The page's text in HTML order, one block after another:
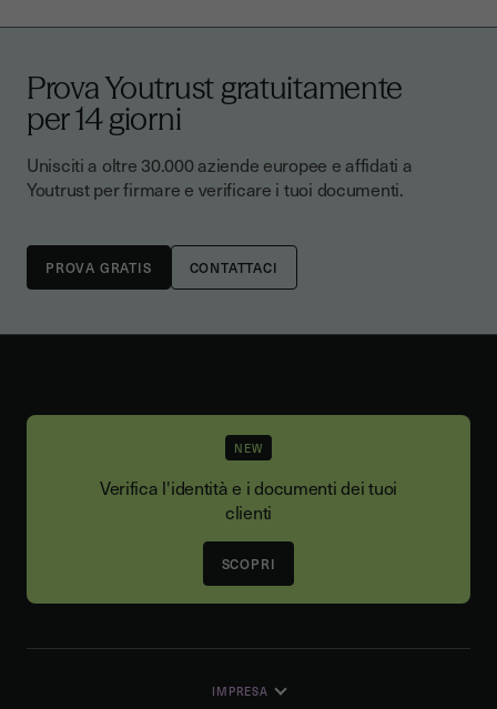
Prova Youtrust gratuitamente
per 14 giorni
Unisciti a oltre 30.000 aziende europee e affidati a
Youtrust per firmare e verificare i tuoi documenti.
CONTATTACI
NEW
Verifica l'identità e i documenti dei tuoi
clienti
SCOPRI
IMPRESA